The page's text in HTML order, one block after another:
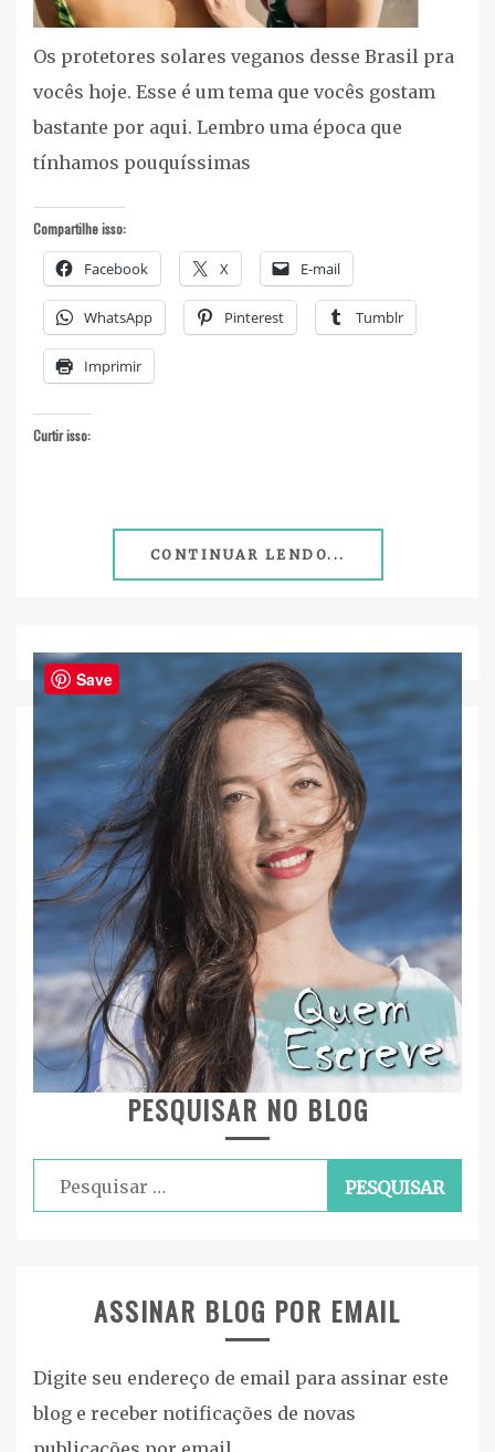
Vegan
Os protetores solares veganos desse Brasil pra
vocês hoje. Esse é um tema que vocês gostam
bastante por aqui. Lembro uma época que
tínhamos pouquíssimas
Compartilhe isso:
Facebook X E-mail
WhatsApp Pinterest Tumblr
Imprimir
Curtir isso:
CONTINUAR LENDO...
PESQUISAR NO BLOG
Pesquisar
por:
ASSINAR BLOG POR EMAIL
Digite seu endereço de email para assinar este
blog e receber notificações de novas
Save